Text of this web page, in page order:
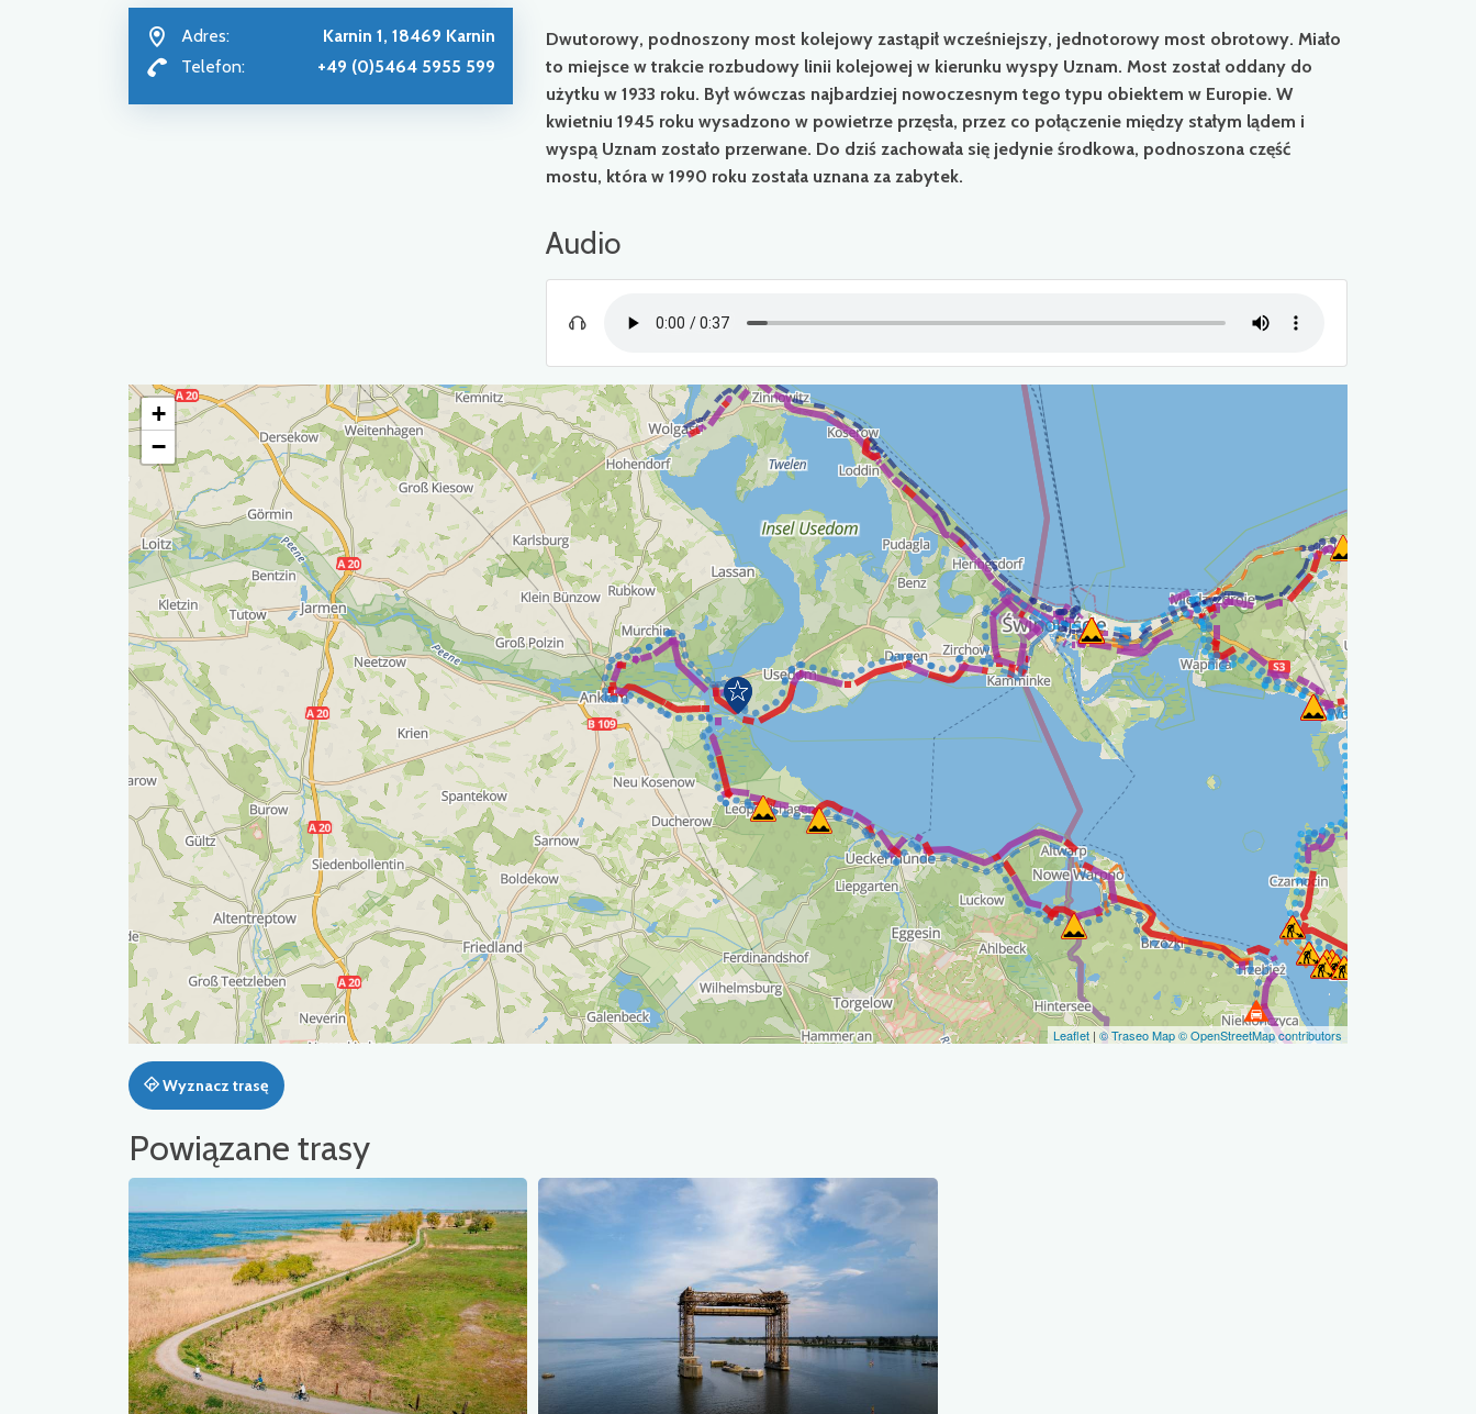
Adres:
Karnin 1, 18469 Karnin
Telefon:
+49 (0)5464 5955 599
Dwutorowy, podnoszony most kolejowy zastąpił wcześniejszy, jednotorowy most obrotowy. Miało
to miejsce w trakcie rozbudowy linii kolejowej w kierunku wyspy Uznam. Most został oddany do
użytku w 1933 roku. Był wówczas najbardziej nowoczesnym tego typu obiektem w Europie. W
kwietniu 1945 roku wysadzono w powietrze przęsła, przez co połączenie między stałym lądem i
wyspą Uznam zostało przerwane. Do dziś zachowała się jedynie środkowa, podnoszona część
mostu, która w 1990 roku została uznana za zabytek.
Audio
+
−
Leaflet | © Traseo Map© OpenStreetMap contributors
Wyznacz trasę
Powiązane trasy